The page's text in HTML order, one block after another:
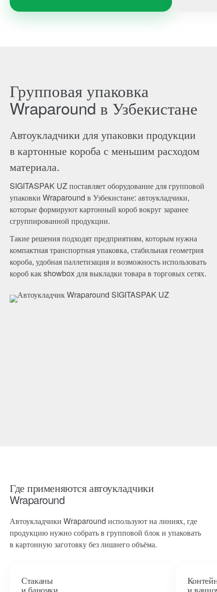
Групповая упаковка
Wraparound в Узбекистане
Автоукладчики для упаковки продукции
в картонные короба с меньшим расходом
материала.
SIGITASPAK UZ поставляет оборудование для групповой
упаковки Wraparound в Узбекистане: автоукладчики,
которые формируют картонный короб вокруг заранее
сгруппированной продукции.
Такие решения подходят предприятиям, которым нужна
компактная транспортная упаковка, стабильная геометрия
короба, удобная паллетизация и возможность использовать
короб как showbox для выкладки товара в торговых сетях.
Где применяются автоукладчики
Wraparound
Автоукладчики Wraparound используют на линиях, где
продукцию нужно собрать в групповой блок и упаковать
в картонную заготовку без лишнего объёма.
Стаканы
и баночки и